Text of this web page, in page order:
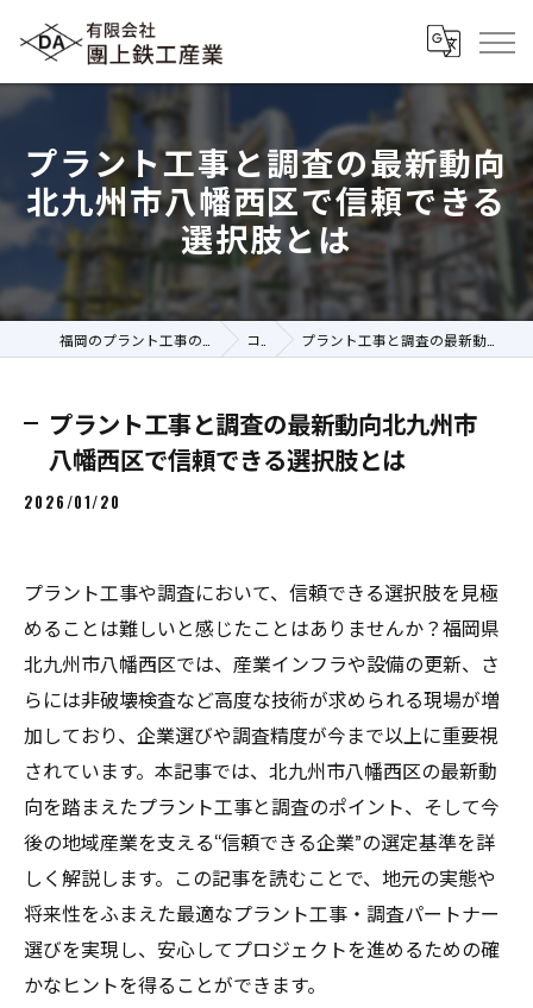
プラント工事と調査の最新動向
北九州市八幡西区で信頼できる
選択肢とは
コラム プラント工事と調査の最新動向北九州市八幡西区で信頼できる選択肢とは
プラント工事と調査の最新動向北九州市
八幡西区で信頼できる選択肢とは
2026/01/20
プラント工事や調査において、信頼できる選択肢を見極
めることは難しいと感じたことはありませんか？福岡県
北九州市八幡西区では、産業インフラや設備の更新、さ
らには非破壊検査など高度な技術が求められる現場が増
加しており、企業選びや調査精度が今まで以上に重要視
されています。本記事では、北九州市八幡西区の最新動
向を踏まえたプラント工事と調査のポイント、そして今
後の地域産業を支える“信頼できる企業”の選定基準を詳
しく解説します。この記事を読むことで、地元の実態や
将来性をふまえた最適なプラント工事・調査パートナー
選びを実現し、安心してプロジェクトを進めるための確
かなヒントを得ることができます。